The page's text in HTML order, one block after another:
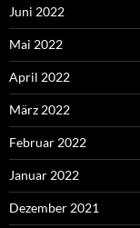
Juni 2022
Mai 2022
April 2022
März 2022
Februar 2022
Januar 2022
Dezember 2021